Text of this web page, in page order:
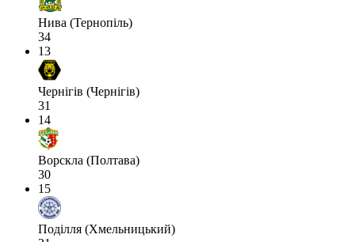
Нива (Тернопіль)
34
13
Чернігів (Чернігів)
31
14
Ворскла (Полтава)
30
15
Поділля (Хмельницький)